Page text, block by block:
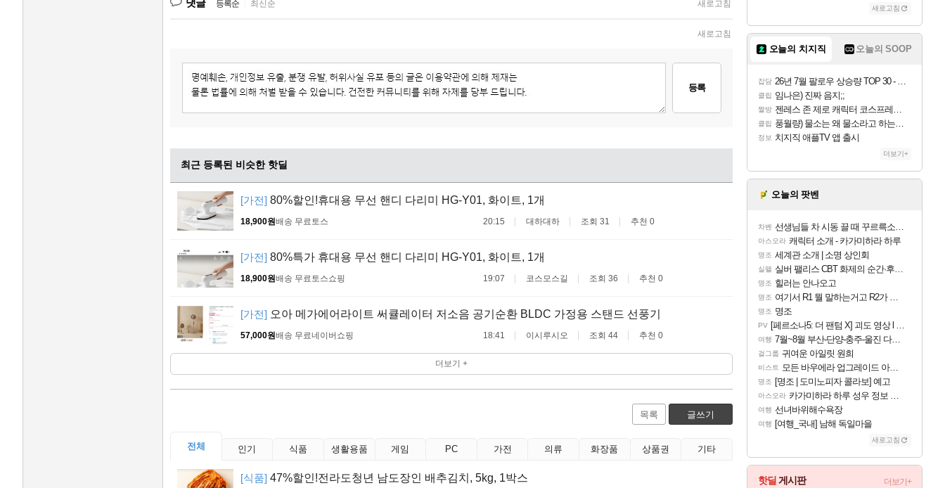
댓글 등록순 최신순 새로고침
새로고침
등록
최근 등록된 비슷한 핫딜
[가전] 80%할인!휴대용 무선 핸디 다리미 HG-Y01, 화이트, 1개
18,900원배송 무료 토스 20:15 대하대하 조회 31 추천 0
[가전] 80%특가 휴대용 무선 핸디 다리미 HG-Y01, 화이트, 1개
18,900원배송 무료 토스쇼핑 19:07 코스모스길 조회 36 추천 0
[가전] 오아 메가에어라이트 써큘레이터 저소음 공기순환 BLDC 가정용 스탠드 선풍기
57,000원배송 무료네이버쇼핑 18:41 이시루시오 조회 44 추천 0
더보기 +
목록 글쓰기
전체 인기 식품 생활용품 게임 PC 가전 의류 화장품 상품권 기타
[식품] 47%할인!전라도청년 남도장인 배추김치, 5kg, 1박스
새로고침
오늘의 치지직 오늘의 SOOP
잡담 26년 7월 팔로우 상승량 TOP 30 - 월간 치지직
클립 임나은) 진짜 음지;;
짤방 젠레스 존 제로 캐릭터 코스프레한 꽁주
클립 풍월량) 물소는 왜 물소라고 하는거야? 아! 그만 ㅋㅋ
정보 치지직 애플TV 앱 출시
더보기+
오늘의 팟벤
차벤 선생님들 차 시동 끌 때 꾸르륵소리나는데
아스오라 캐릭터 소개 - 카가미하라 하루
명조 세계관 소개 | 소명 상인회
실팰 실버 팰리스 CBT 화제의 순간·후기 모음
명조 힐러는 안나오고
명조 여기서 R1 뭘 말하는거고 R2가 뭘말하는걸까요?
명조 명조
PV [페르소나5: 더 팬텀 X] 괴도 영상 l 타카마키 안·댄싱 스타
여행 7월~8월 부산-단양-충주-울진 다녀왔어요~
걸그룹 귀여운 아일릿 원희
비스트 모든 바우에라 업그레이드 아이템 획득 위치 공략 (89개)
명조 [명조 | 도미노피자 콜라보] 예고
아스오라 카가미하라 하루 성우 정보 및 주요 필모
여행 선녀바위해수욕장
여행 [여행_국내] 남해 독일마을
새로고침
핫딜 게시판 더보기+